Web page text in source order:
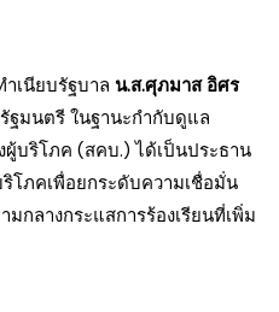
เนียบรัฐบาล น.ส.ศุภมาส อิศร
ฐมนตรี ในฐานะกำกับดูแล
บริโภค (สคบ.) ได้เป็นประธาน
โภคเพื่อยกระดับความเชื่อมั่น
กลางกระแสการร้องเรียนที่เพิ่ม